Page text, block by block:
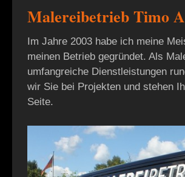
Malereibetrieb Timo
Im Jahre 2003 habe ich meine
meinen Betrieb gegründet. Als
umfangreiche Dienstleistungen
wir Sie bei Projekten und stehen
Seite.